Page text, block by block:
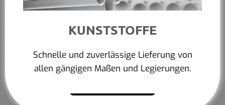
KUNSTSTOFFE
Schnelle und zuverlässige Lieferung von
allen gängigen Maßen und Legierungen.